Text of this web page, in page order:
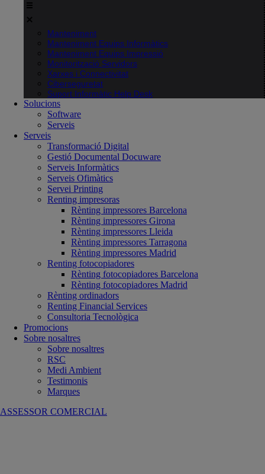
Manteniment
Manteniment Equips Informàtics
Manteniment Equips Impressió
Monitorització Servidors
Xarxes i Connectivitat
Ciberseguretat
Suport Informàtic Help Desk
Solucions
Software
Serveis
Serveis
Transformació Digital
Gestió Documental Docuware
Serveis Informàtics
Serveis Ofimàtics
Servei Printing
Renting impresoras
Rènting impressores Barcelona
Rènting impressores Girona
Rènting impressores Lleida
Rènting impressores Tarragona
Rènting impressores Madrid
Renting fotocopiadores
Rènting fotocopiadores Barcelona
Rènting fotocopiadores Madrid
Rènting ordinadors
Renting Financial Services
Consultoria Tecnològica
Promocions
Sobre nosaltres
Sobre nosaltres
RSC
Medi Ambient
Testimonis
Marques
ASSESSOR COMERCIAL